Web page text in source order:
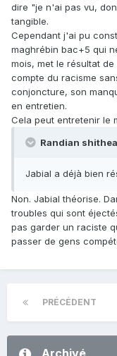
dire "je n'ai pas vu,
tangible.
Cependant j'ai pu
maghrébin bac+5 qui
mois, met le résultat
compte du racisme
conjoncture, son
en entretien.
Cela peut entretenir le
Randian
Jabial a déjà bien
Non. Jabial théorise.
troubles qui sont
pas garder un raciste
passer de gens
PRÉCÉDENT